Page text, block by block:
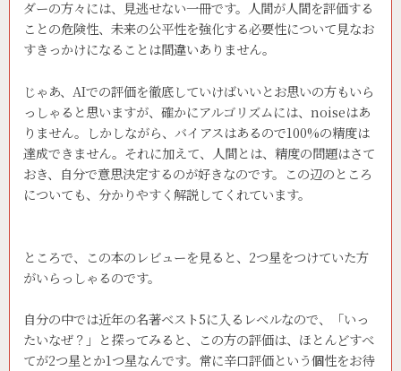
ダーの方々には、見逃せない一冊です。人間が人間を評価する
ことの危険性、未来の公平性を強化する必要性について見なお
すきっかけになることは間違いありません。
じゃあ、AIでの評価を徹底していけばいいとお思いの方もいら
っしゃると思いますが、確かにアルゴリズムには、noiseはあ
りません。しかしながら、バイアスはあるので100%の精度は
達成できません。それに加えて、人間とは、精度の問題はさて
おき、自分で意思決定するのが好きなのです。この辺のところ
についても、分かりやすく解説してくれています。
ところで、この本のレビューを見ると、2つ星をつけていた方
がいらっしゃるのです。
自分の中では近年の名著ベスト5に入るレベルなので、「いっ
たいなぜ？」と探ってみると、この方の評価は、ほとんどすべ
てが2つ星とか1つ星なんです。常に辛口評価という個性をお待